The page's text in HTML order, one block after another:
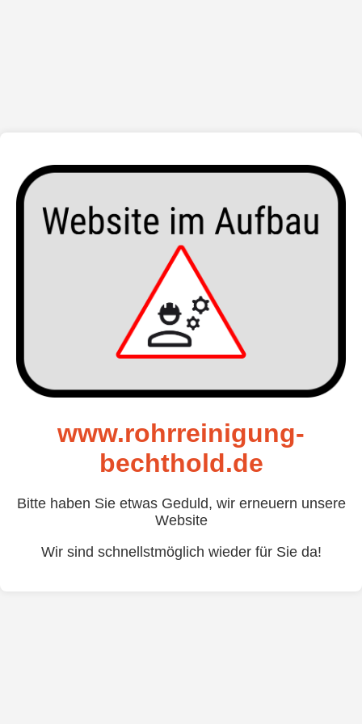
www.rohrreinigung-
bechthold.de
Bitte haben Sie etwas Geduld, wir erneuern unsere
Website
Wir sind schnellstmöglich wieder für Sie da!